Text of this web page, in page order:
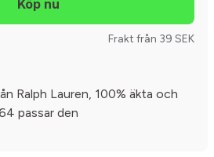
Frakt från 39 SEK
Ralph Lauren, 100% äkta och
passar den